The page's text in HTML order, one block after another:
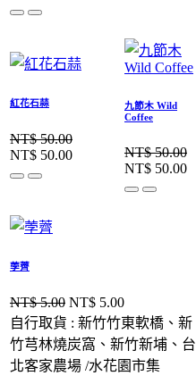
紅花石蒜
NT$50.00
NT$ 50.00
九節木 Wild
Coffee
NT$50.00
NT$ 50.00
荸薺
NT$5.00 NT$ 5.00
自行取貨 : 新竹竹東軟橋、新
竹芎林燒炭窩、新竹新埔、台
北客家農場 /水花園市集